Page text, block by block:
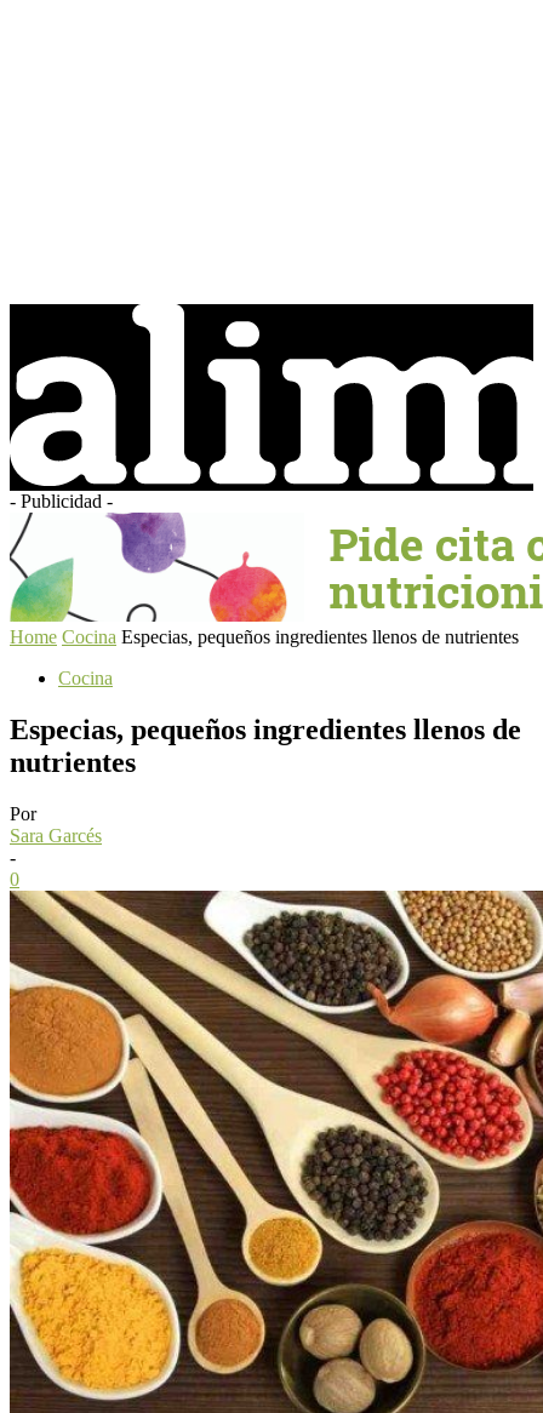
- Publicidad -
Home Cocina Especias, pequeños ingredientes llenos de nutrientes
Cocina
Especias, pequeños ingredientes llenos de
nutrientes
Por
Sara Garcés
-
0